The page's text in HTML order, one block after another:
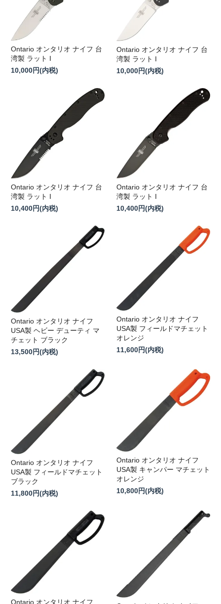
Ontario オンタリオ ナイフ 台
湾製 ラット I
10,000円(内税)
Ontario オンタリオ ナイフ 台
湾製 ラット I
10,000円(内税)
Ontario オンタリオ ナイフ 台
湾製 ラット I
10,400円(内税)
Ontario オンタリオ ナイフ 台
湾製 ラット I
10,400円(内税)
Ontario オンタリオ ナイフ
USA製 ヘビー デューティ マ
チェット ブラック
13,500円(内税)
Ontario オンタリオ ナイフ
USA製 フィールドマチェット
オレンジ
11,600円(内税)
Ontario オンタリオ ナイフ
USA製 フィールドマチェット
ブラック
11,800円(内税)
Ontario オンタリオ ナイフ
USA製 キャンパー マチェット
オレンジ
10,800円(内税)
Ontario オンタリオ ナイフ